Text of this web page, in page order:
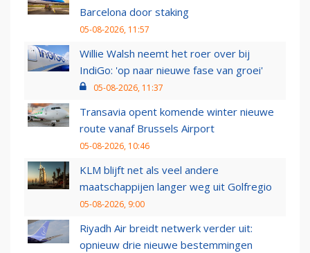
Barcelona door staking
05-08-2026, 11:57
Willie Walsh neemt het roer over bij
IndiGo: 'op naar nieuwe fase van groei'
05-08-2026, 11:37
Transavia opent komende winter nieuwe
route vanaf Brussels Airport
05-08-2026, 10:46
KLM blijft net als veel andere
maatschappijen langer weg uit Golfregio
05-08-2026, 9:00
Riyadh Air breidt netwerk verder uit:
opnieuw drie nieuwe bestemmingen